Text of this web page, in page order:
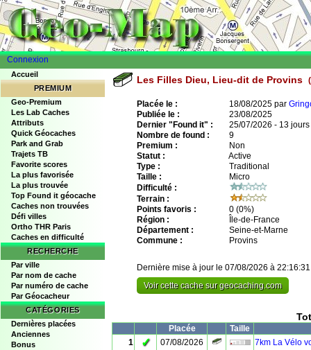
Connexion
Accueil
PREMIUM
Geo-Premium
Les Lab Caches
Attributs
Quick Géocaches
Park and Grab
Trajets TB
Favorite scores
La plus favorisée
La plus trouvée
Top Found it géocache
Caches non trouvées
Défi villes
Ortho THR Paris
Caches en difficulté
RECHERCHE
Par ville
Par nom de cache
Par numéro de cache
Par Géocacheur
CATÉGORIES
Dernières placées
Anciennes
Bonus
Les Filles Dieu, Lieu-dit de Provins
Placée le : 18/08/2025 par
Publiée le :
23/08/2025
Dernier "Found it" :
25/07/2026 - 13 jours
Nombre de found :
9
Premium :
Non
Statut :
Active
Type :
Traditional
Taille :
Micro
Difficulté :
Terrain :
Points favoris :
0 (0%)
Région :
Île-de-France
Département :
Seine-et-Marne
Commune :
Provins
Dernière mise à jour le 07/08/2026 à 22:16:31
Voir cette cache sur geocaching.com
Placée
Taille
1
✓ 07/08/2026
7km La Vélo